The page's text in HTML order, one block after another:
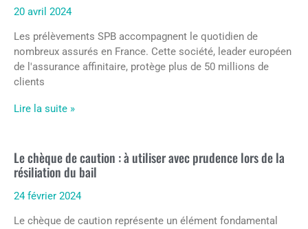
20 avril 2024
Les prélèvements SPB accompagnent le quotidien de
nombreux assurés en France. Cette société, leader européen
de l'assurance affinitaire, protège plus de 50 millions de
clients
Lire la suite »
Le chèque de caution : à utiliser avec prudence lors de la
résiliation du bail
24 février 2024
Le chèque de caution représente un élément fondamental